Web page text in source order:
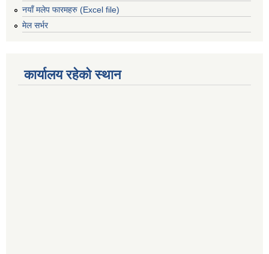
नयाँ मलेप फारमहरु (Excel file)
मेल सर्भर
कार्यालय रहेको स्थान